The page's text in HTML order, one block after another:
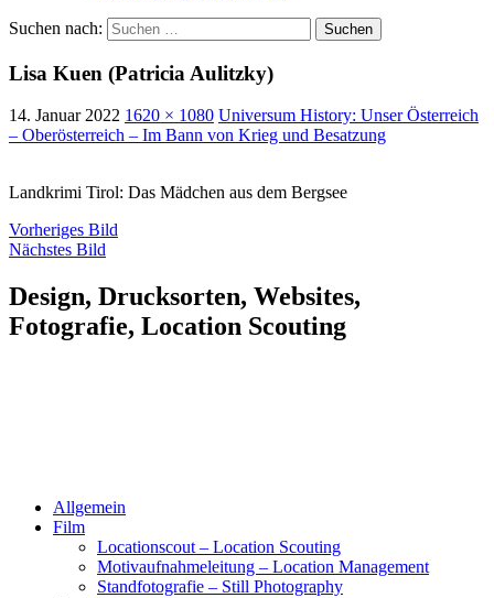
Suchen nach:
Lisa Kuen (Patricia Aulitzky)
14. Januar 2022 1620 × 1080 Universum History: Unser Österreich
– Oberösterreich – Im Bann von Krieg und Besatzung
Landkrimi Tirol: Das Mädchen aus dem Bergsee
Vorheriges Bild
Nächstes Bild
Design, Drucksorten, Websites,
Fotografie, Location Scouting
Allgemein
Film
Locationscout – Location Scouting
Motivaufnahmeleitung – Location Management
Standfotografie – Still Photography